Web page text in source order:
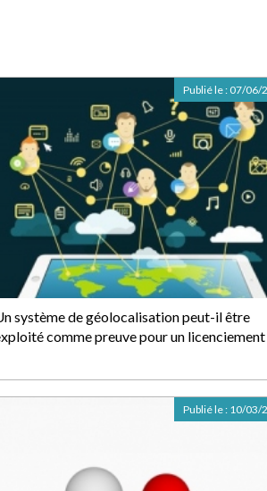
système de géolocalisation peut-il être
comme preuve pour un licenciement
Publié le : 07/06/
Publié le : 10/03/